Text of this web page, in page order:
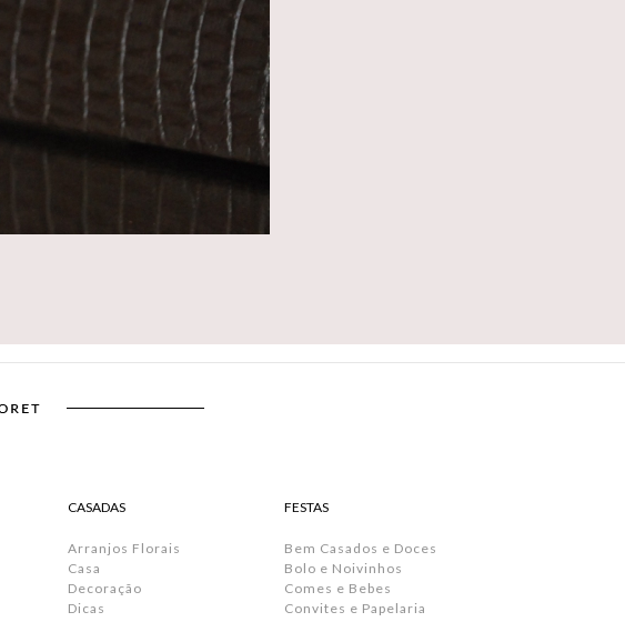
CASADAS
Arranjos Florais
Casa
Decoração
Dicas
FESTAS
Bem Casados e Doces
Bolo e Noivinhos
Comes e Bebes
Convites e Papelaria